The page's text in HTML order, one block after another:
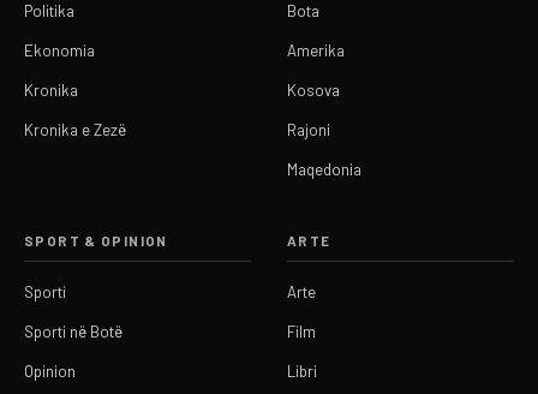
Politika
Ekonomia
Kronika
Kronika e Zezë
Bota
Amerika
Kosova
Rajoni
Maqedonia
SPORT & OPINION
Sporti
Sporti në Botë
Opinion
ARTE
Arte
Film
Libri